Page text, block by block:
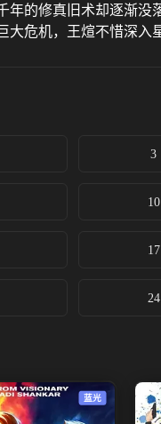
年的修真旧术却逐渐
大危机，王煊不惜深入
3
10
17
24
蓝光